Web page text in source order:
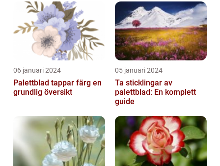
06 januari 2024
Palettblad tappar färg en
grundlig översikt
05 januari 2024
Ta sticklingar av
palettblad: En komplett
guide